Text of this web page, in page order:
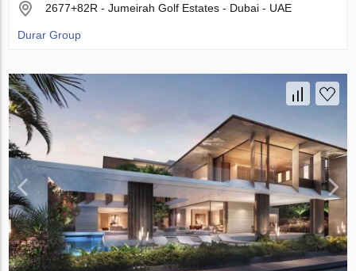
2677+82R - Jumeirah Golf Estates - Dubai - UAE
Durar Group